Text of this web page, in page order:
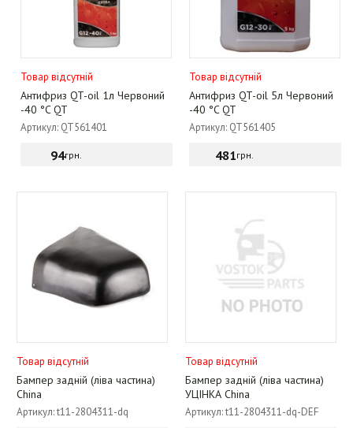
Товар відсутній
Антифриз QT-oil 1л Червоний
-40 °C QT
Артикул: QT561401
94грн.
Товар відсутній
Антифриз QT-oil 5л Червоний
-40 °C QT
Артикул: QT561405
481грн.
Товар відсутній
Бампер задній (ліва частина)
China
Артикул: t11-2804311-dq
Товар відсутній
Бампер задній (ліва частина)
УЦІНКА China
Артикул: t11-2804311-dq-DEF